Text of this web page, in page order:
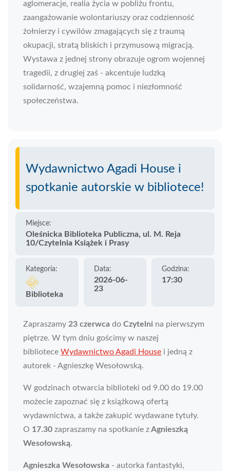
aglomeracje, realia życia w pobliżu frontu,
zaangażowanie wolontariuszy oraz codzienność
żołnierzy i cywilów zmagających się z traumą
okupacji, stratą bliskich i przymusową migracją.
Wystawa z jednej strony obrazuje ogrom wojennej
tragedii, z drugiej zaś - akcentuje ludzką
solidarność, wzajemną pomoc i niezłomność
społeczeństwa.
Wydawnictwo Agadi House i
spotkanie autorskie w bibliotece!
Miejsce:
Oleśnicka Biblioteka Publiczna, ul. M. Reja
10/Czytelnia Książek i Prasy
Kategoria:
Biblioteka
Data:
2026-06-
23
Godzina:
17:30
Zapraszamy 23 czerwca do Czytelni na pierwszym
piętrze. W tym dniu gościmy w naszej
bibliotece Wydawnictwo Agadi House i jedną z
autorek - Agnieszkę Wesołowską.
W godzinach otwarcia biblioteki od 9.00 do 19.00
możecie zapoznać się z książkową ofertą
wydawnictwa, a także zakupić wydawane tytuły.
O 17.30 zapraszamy na spotkanie zAgnieszką
Wesołowską.
Agnieszka Wesołowska - autorka fantastyki,